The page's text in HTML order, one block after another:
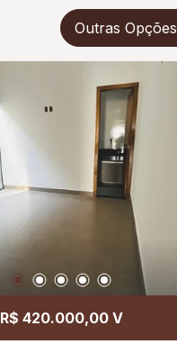
Outras Opções
R$ 420.000,00 V